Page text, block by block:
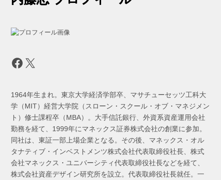
Facebook
X
1964年生まれ。東京大学経済学部卒、マサチューセッツ工科大
学（MIT）経営大学院（スローン・スクール・オブ・マネジメン
ト）修士課程卒（MBA）。大手信託銀行、外資系資産運用会社
勤務を経て、1999年にマネックス証券株式会社の創業に参加。
同社は、東証一部上場企業となる。その後、マネックス・オル
タナティブ・インベストメンツ株式会社代表取締役社長、株式
会社マネックス・ユニバーシティ代表取締役社長などを経て、
株式会社資産デザイン研究所を設立。代表取締役社長就任。一